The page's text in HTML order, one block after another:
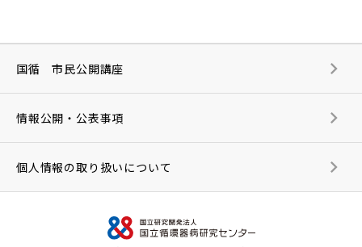
国循 市民公開講座
情報公開・公表事項
個人情報の取り扱いについて